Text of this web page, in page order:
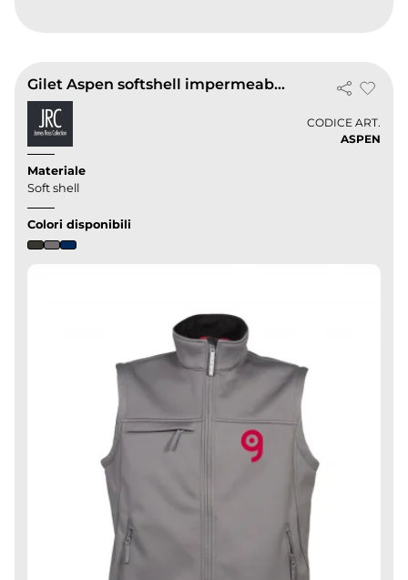
Gilet Aspen softshell impermeabile con portabadge estraibile
CODICE ART.
ASPEN
Materiale
Soft shell
Colori disponibili